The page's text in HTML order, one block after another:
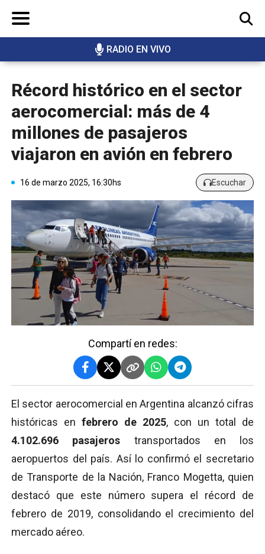
RADIO EN VIVO
BUSCAR
Récord histórico en el sector
aerocomercial: más de 4
millones de pasajeros
viajaron en avión en febrero
16 de marzo 2025, 16:30hs Escuchar
Compartí en redes:
El sector aerocomercial en Argentina alcanzó cifras
históricas en febrero de 2025, con un total de
4.102.696 pasajeros transportados en los
aeropuertos del país. Así lo confirmó el secretario
de Transporte de la Nación, Franco Mogetta, quien
destacó que este número supera el récord de
febrero de 2019, consolidando el crecimiento del
mercado aéreo.